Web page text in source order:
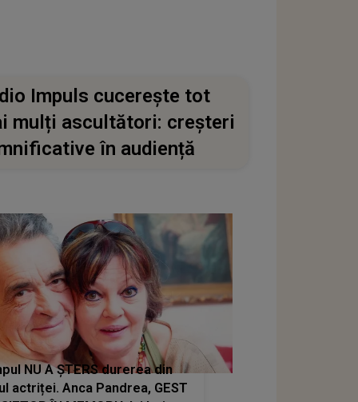
Impuls cucerește tot
mulți ascultători: creșteri
în audiență
NU A ȘTERS durerea din
actriței. Anca Pandrea, GEST